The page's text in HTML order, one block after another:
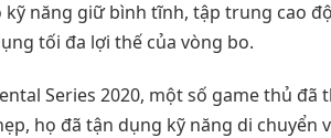
năng giữ bình tĩnh, tập trung cao
tối đa lợi thế của vòng bo.
Series 2020, một số game thủ đã
họ đã tận dụng kỹ năng di chuyển